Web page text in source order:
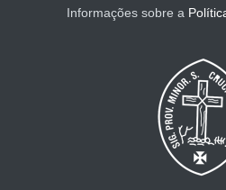
Informações sobre a